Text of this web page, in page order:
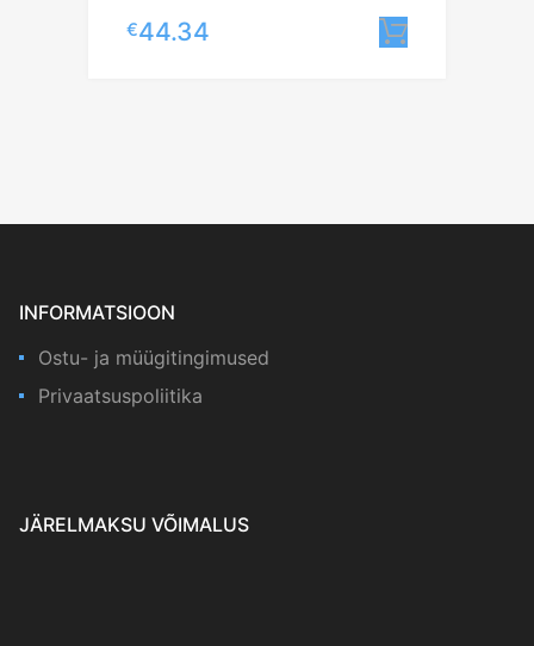
€44.34
INFORMATSIOON
Ostu- ja müügitingimused
Privaatsuspoliitika
JÄRELMAKSU VÕIMALUS